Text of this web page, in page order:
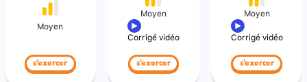
Moyen
s'exercer
Moyen
Corrigé vidéo
s'exercer
Moyen
Corrigé vidéo
s'exercer